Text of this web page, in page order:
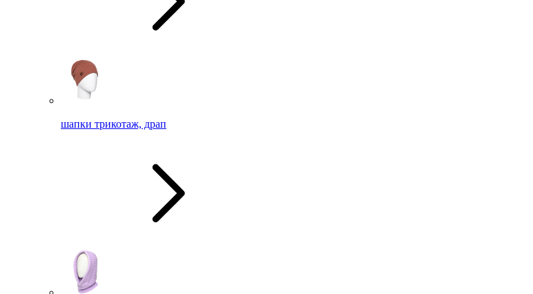
шапки трикотаж, драп